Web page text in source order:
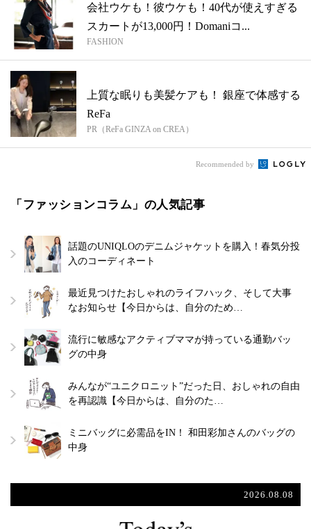
会社ウケも！彼ウケも！40代が使えすぎる
スカートが13,000円！Domaniコ...
FASHION
上質な眠りも美髪ケアも！ 銀座で体感する
ReFa
PR（ReFa GINZA on CREA）
Recommended by
「ファッションコラム」の人気記事
話題のUNIQLOのデニムジャケットを購入！春気分投
入のコーディネート
最近見つけたおしゃれのライフハック、そして大事
なお知らせ【今日からは、自分のため…
流行に敏感なアクティブママが持っている通勤バッ
グの中身
みんなが“ユニクロニット”だった日、おしゃれの自由
を再認識【今日からは、自分のた…
ミニバッグに必需品をIN！ 和田彩加さんのバッグの
中身
2026.08.08